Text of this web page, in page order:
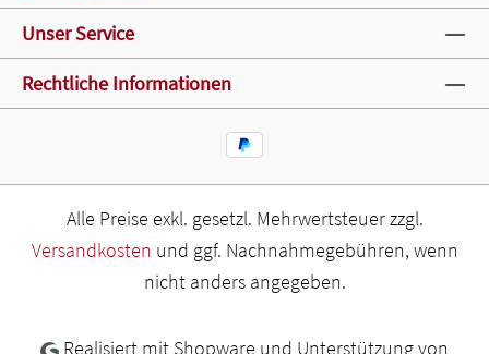
Unser Service
Rechtliche Informationen
Alle Preise exkl. gesetzl. Mehrwertsteuer zzgl.
Versandkosten und ggf. Nachnahmegebühren, wenn
nicht anders angegeben.
Realisiert mit Shopware und Unterstützung von